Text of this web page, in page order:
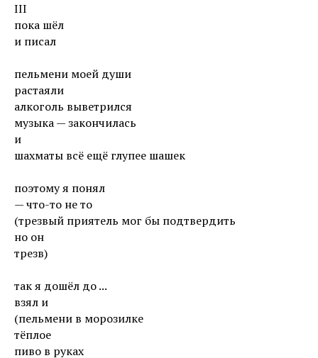
III
пока шёл
и писал
пельмени моей души
растаяли
алкоголь выветрился
музыка — закончилась
и
шахматы всё ещё глупее шашек
поэтому я понял
— что-то не то
(трезвый приятель мог бы подтвердить
но он
трезв)
так я дошёл до ...
взял и
(пельмени в морозилке
тёплое
пиво в руках